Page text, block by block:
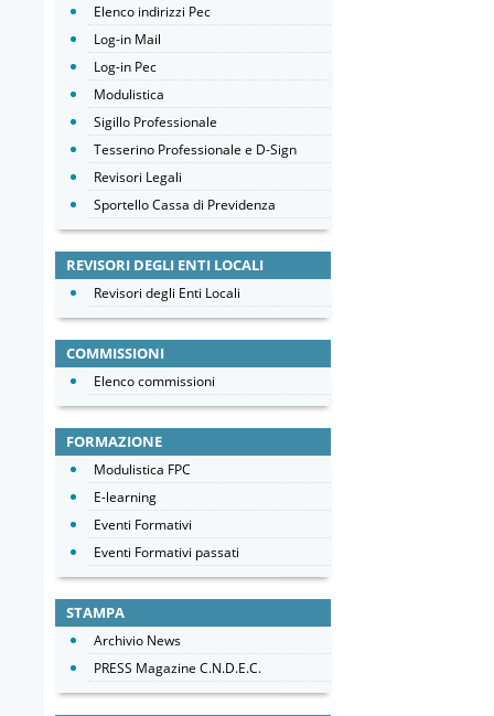
Elenco indirizzi Pec
Log-in Mail
Log-in Pec
Modulistica
Sigillo Professionale
Tesserino Professionale e D-Sign
Revisori Legali
Sportello Cassa di Previdenza
REVISORI DEGLI ENTI LOCALI
Revisori degli Enti Locali
COMMISSIONI
Elenco commissioni
FORMAZIONE
Modulistica FPC
E-learning
Eventi Formativi
Eventi Formativi passati
STAMPA
Archivio News
PRESS Magazine C.N.D.E.C.